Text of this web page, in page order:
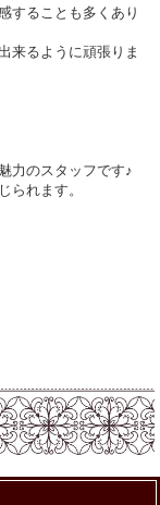
することも多くあり
来るように頑張りま
力のスタッフです♪
られます。